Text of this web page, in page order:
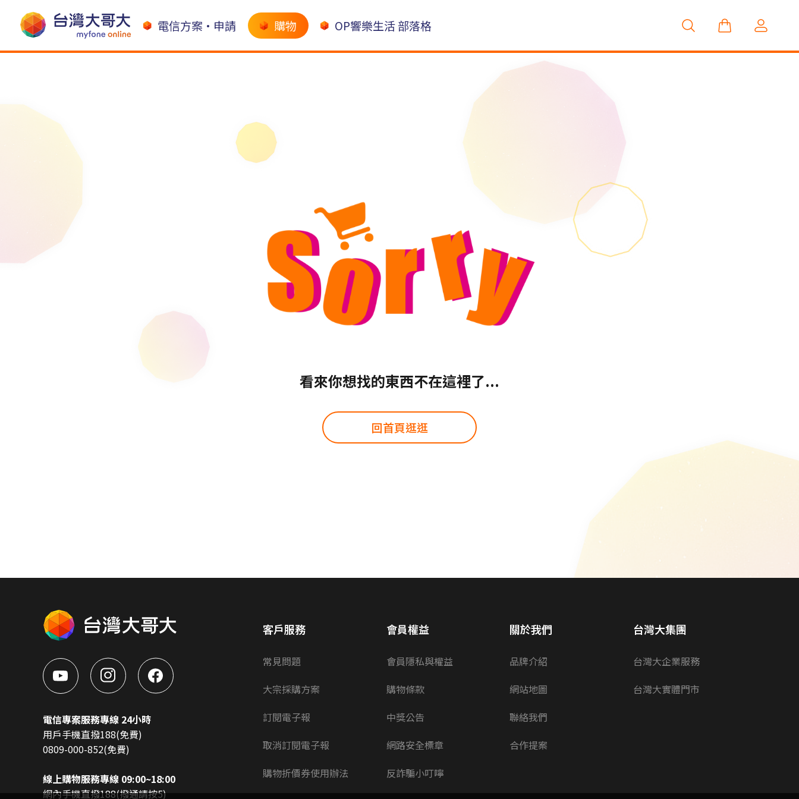
電信方案•申請 購物 OP響樂生活 部落格
看來你想找的東西不在這裡了...
回首頁逛逛
電信專案服務專線 24小時
用戶手機直撥188(免費)
0809-000-852(免費)
線上購物服務專線 09:00~18:00
網內手機直撥188(撥通請按5)
客戶服務
常見問題
大宗採購方案
訂閱電子報
取消訂閱電子報
購物折價券使用辦法
會員權益
會員隱私與權益
購物條款
中獎公告
網路安全標章
反詐騙小叮嚀
關於我們
品牌介紹
網站地圖
聯絡我們
合作提案
台灣大集團
台灣大企業服務
台灣大實體門市